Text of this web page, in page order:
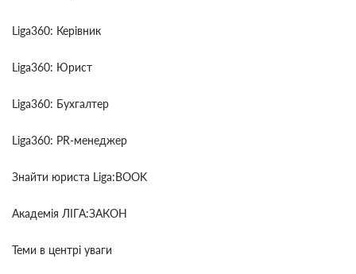
Liga360: Керівник
Liga360: Юрист
Liga360: Бухгалтер
Liga360: PR-менеджер
Знайти юриста Liga:BOOK
Академія ЛІГА:ЗАКОН
Теми в центрі уваги